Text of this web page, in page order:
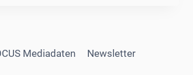
Mediadaten Newsletter